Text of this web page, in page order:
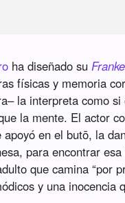
ha diseñado su
físicas y memoria
la interpreta como si
la mente. El actor
en el butō, la
para encontrar esa
que camina “por
y una inocencia